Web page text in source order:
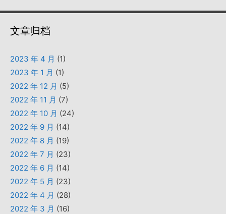
文章归档
2023 年 4 月 (1)
2023 年 1 月 (1)
2022 年 12 月 (5)
2022 年 11 月 (7)
2022 年 10 月 (24)
2022 年 9 月 (14)
2022 年 8 月 (19)
2022 年 7 月 (23)
2022 年 6 月 (14)
2022 年 5 月 (23)
2022 年 4 月 (28)
2022 年 3 月 (16)